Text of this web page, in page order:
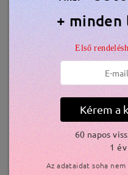
szállítási idő
5-7 munkanap részletek
Kiszállítva
Hasonló keretek
AC43601 6.800
+ minden
Első
Kérem a
60 napos
1
Az adataidat soha